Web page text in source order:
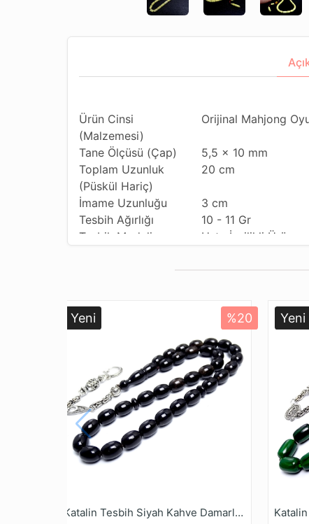
Ürün Cinsi
(Malzemesi)
Orijinal Mahjong
Tane Ölçüsü (Çap)
5,5 x 10 mm
Toplam Uzunluk
(Püskül Hariç)
20 cm
İmame Uzunluğu
3 cm
Tesbih Ağırlığı
10 - 11 Gr
Tesbih Modeli
Usta İşçilikli Ürün
Dizildiği Malzeme
Standart Tesbih İpi
Paketleme ve
Dayanıklı Tesbih
Mahjong malzeme
üründe birazda
Yeni %20
Katalin Tesbih Siyah Kahve Damarlı Oval Kesim Alpaka Kamçı
Yeni